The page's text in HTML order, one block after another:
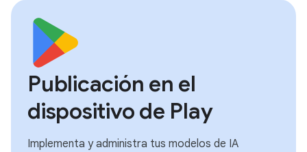
Publicación en el
dispositivo de Play
Implementa y administra tus modelos de IA